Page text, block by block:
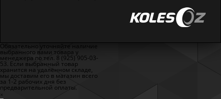
Обязательно уточняйте наличие
выбранного вами товара у
менеджера по тел. 8 (925) 905-03-
53. Если выбранный товар
хранится на удалённом складе,
мы доставим его в магазин всего
за 1-2 рабочих дня без
предварительной оплаты.
×